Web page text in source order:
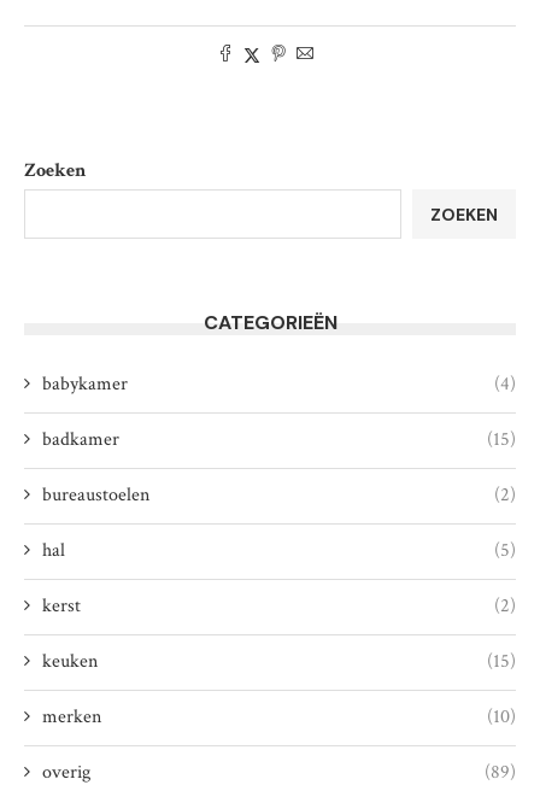
Zoeken
ZOEKEN
CATEGORIEËN
babykamer (4)
badkamer (15)
bureaustoelen (2)
hal (5)
kerst (2)
keuken (15)
merken (10)
overig (89)